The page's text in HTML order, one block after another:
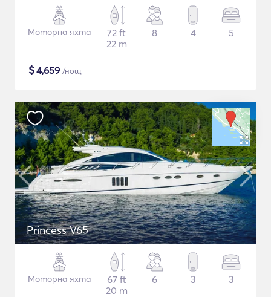
Моторна яхта
72 ft
22 m
8 4 5
$4,659 /нощ
Princess V65
Моторна яхта
67 ft
20 m
6 3 3